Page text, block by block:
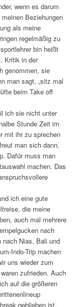
wenn es darum
Beziehungen
als meine
regelmäßig zu
bin heißt
Kritik in der
genommen, sie
man sagt, „sitz mal
beim Take off
ich sie nicht unter
Stunde Zeit im
mit ihr zu sprechen
man sich dann,
Dafür muss man
machen. Das
ich eine gute
die meine
auch mal mehrere
nach
nach Nias, Bali und
Indo-Trip machen
uns wieder zum
zufrieden. Auch
auf die größeren
geblieben ist.